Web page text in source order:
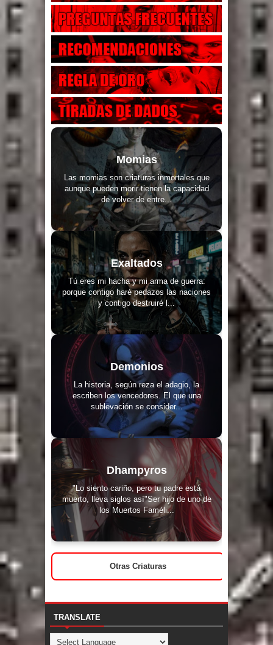
Momias
Las momias son criaturas inmortales que
aunque pueden morir tienen la capacidad
de volver de entre...
Exaltados
Tú eres mi hacha y mi arma de guerra:
porque contigo haré pedazos las naciones
y contigo destruiré l...
Demonios
La historia, según reza el adagio, la
escriben los vencedores. El que una
sublevación se consider...
Dhampyros
"Lo siento cariño, pero tu padre está
muerto, lleva siglos así"Ser hijo de uno de
los Muertos Faméli...
Otras Criaturas
TRANSLATE